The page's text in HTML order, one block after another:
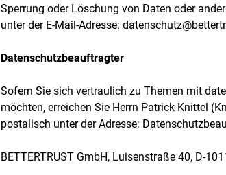
Sperrung oder Löschung von Daten oder
unter der E-Mail-Adresse:
Datenschutzbeauftragter
Sofern Sie sich vertraulich zu Themen mit
möchten, erreichen Sie Herrn Patrick Knittel
postalisch unter der Adresse:
BETTERTRUST GmbH, Luisenstraße 40, D-